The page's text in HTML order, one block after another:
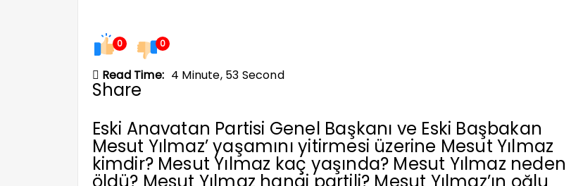
0 0
Read Time: 4 Minute, 53 Second
Share
Eski Anavatan Partisi Genel Başkanı ve Eski Başbakan
Mesut Yılmaz’ yaşamını yitirmesi üzerine Mesut Yılmaz
kimdir? Mesut Yılmaz kaç yaşında? Mesut Yılmaz neden